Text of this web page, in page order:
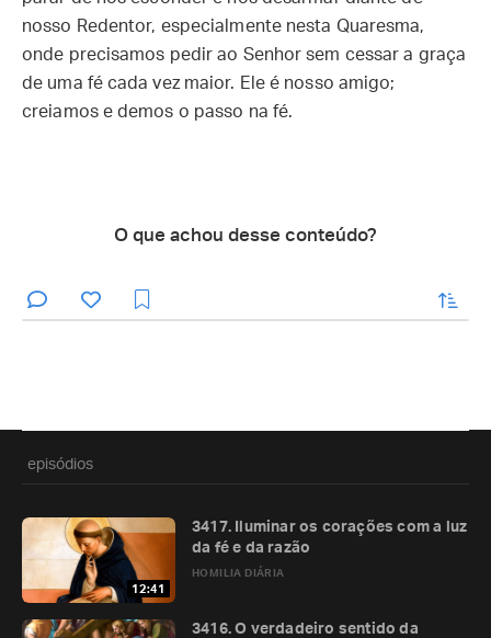
nosso Redentor, especialmente nesta Quaresma,
onde precisamos pedir ao Senhor sem cessar a graça
de uma fé cada vez maior. Ele é nosso amigo;
creiamos e demos o passo na fé.
O que achou desse conteúdo?
enviar
episódios
12:41
HOMILIA DIÁRIA
3417. Iluminar os corações com a luz
da fé e da razão
3416. O verdadeiro sentido da